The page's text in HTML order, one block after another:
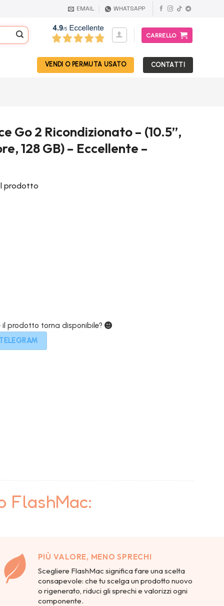
EMAIL WHATSAPP
CARRELLO
VENDI O PERMUTA USATO CONTATTI
Go 2 Ricondizionato – (10.5”,
128 GB) – Eccellente –
prodotto
il prodotto torna disponibile?
FlashMac:
PIÙ VALORE, MENO SPRECHI
Scegliere FlashMac significa fare una scelta
consapevole: che tu scelga un prodotto nuovo
o rigenerato, riduci gli sprechi e valorizzi ogni
componente.